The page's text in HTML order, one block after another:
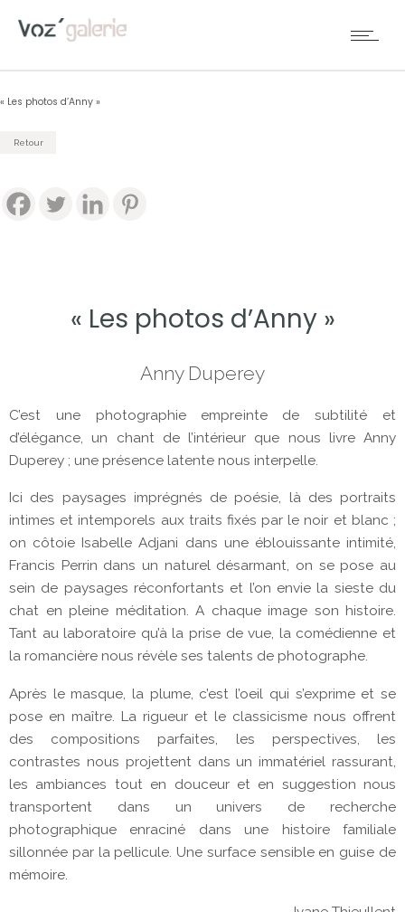
« Les photos d’Anny »
Retour
« Les photos d’Anny »
Anny Duperey
C’est une photographie empreinte de subtilité et
d’élégance, un chant de l’intérieur que nous livre Anny
Duperey ; une présence latente nous interpelle.
Ici des paysages imprégnés de poésie, là des portraits
intimes et intemporels aux traits fixés par le noir et blanc ;
on côtoie Isabelle Adjani dans une éblouissante intimité,
Francis Perrin dans un naturel désarmant, on se pose au
sein de paysages réconfortants et l’on envie la sieste du
chat en pleine méditation. A chaque image son histoire.
Tant au laboratoire qu’à la prise de vue, la comédienne et
la romancière nous révèle ses talents de photographe.
Après le masque, la plume, c’est l’oeil qui s’exprime et se
pose en maître. La rigueur et le classicisme nous offrent
des compositions parfaites, les perspectives, les
contrastes nous projettent dans un immatériel rassurant,
les ambiances tout en douceur et en suggestion nous
transportent dans un univers de recherche
photographique enraciné dans une histoire familiale
sillonnée par la pellicule. Une surface sensible en guise de
mémoire.